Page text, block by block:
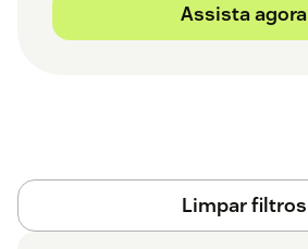
Assista agora
Limpar filtros